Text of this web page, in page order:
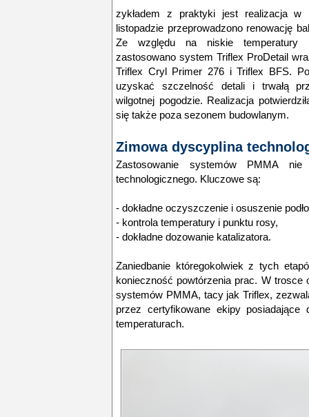
zykładem z praktyki jest realizacja w
listopadzie przeprowadzono renowację
Ze względu na niskie temperatury
zastosowano system Triflex ProDetail
Triflex Cryl Primer 276 i Triflex BFS.
uzyskać szczelność detali i trwałą
wilgotnej pogodzie. Realizacja
się także poza sezonem budowlanym.
Zimowa dyscyplina
Zastosowanie systemów PMMA
technologicznego. Kluczowe są:
- dokładne oczyszczenie i osuszenie
- kontrola temperatury i punktu rosy,
- dokładne dozowanie katalizatora.
Zaniedbanie któregokolwiek z tych
konieczność powtórzenia prac. W trosce
systemów PMMA, tacy jak Triflex,
przez certyfikowane ekipy
temperaturach.